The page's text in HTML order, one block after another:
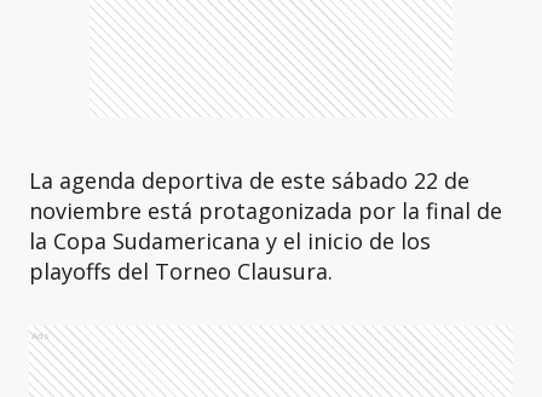
La agenda deportiva de este sábado 22 de
noviembre está protagonizada por la final de
la Copa Sudamericana y el inicio de los
playoffs del Torneo Clausura.
Ads